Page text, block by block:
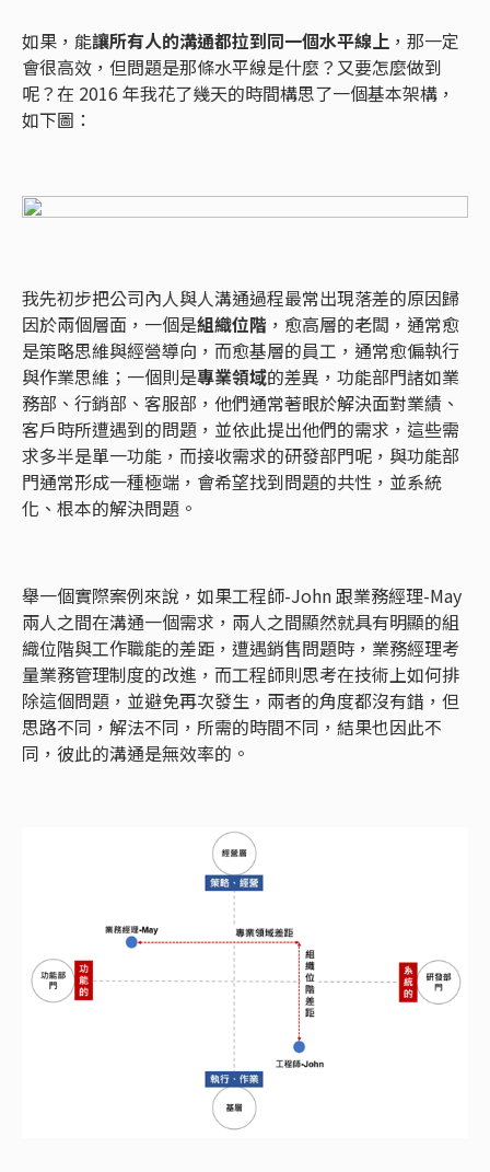
如果，能讓所有人的溝通都拉到同一個水平線上 ，那一定
會很高效，但問題是那條水平線是什麼？又要怎麼做到
呢？在 2016 年我花了幾天的時間構思了一個基本架構，
如下圖：
我先初步把公司內人與人溝通過程最常出現落差的原因歸
因於兩個層面，一個是組織位階 ，愈高層的老闆，通常愈
是策略思維與經營導向，而愈基層的員工，通常愈偏執行
與作業思維；一個則是專業領域的差異，功能部門諸如業
務部、行銷部、客服部，他們通常著眼於解決面對業績、
客戶時所遭遇到的問題，並依此提出他們的需求，這些需
求多半是單一功能，而接收需求的研發部門呢，與功能部
門通常形成一種極端，會希望找到問題的共性，並系統
化、根本的解決問題。
舉一個實際案例來說，如果工程師-John 跟業務經理-May
兩人之間在溝通一個需求，兩人之間顯然就具有明顯的組
織位階與工作職能的差距，遭遇銷售問題時，業務經理考
量業務管理制度的改進，而工程師則思考在技術上如何排
除這個問題，並避免再次發生，兩者的角度都沒有錯，但
思路不同，解法不同，所需的時間不同，結果也因此不
同，彼此的溝通是無效率的。